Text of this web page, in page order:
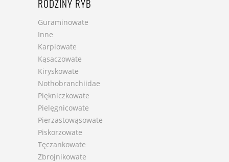
RODZINY RYB
Guraminowate
Inne
Karpiowate
Kąsaczowate
Kiryskowate
Nothobranchiidae
Piękniczkowate
Pielęgnicowate
Pierzastowąsowate
Piskorzowate
Tęczankowate
Zbrojnikowate